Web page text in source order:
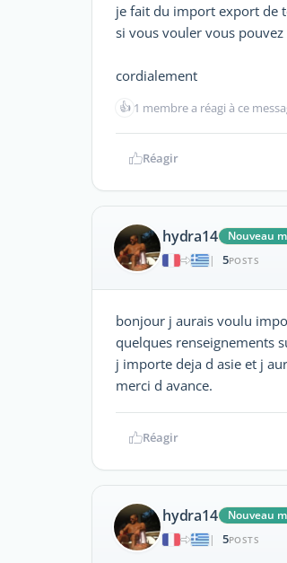
je fait du import export de
si vous vouler vous
cordialement
👍 1 membre a réagi à ce
Réagir
hydra14
Nouveau
|
5POSTS
bonjour j aurais voulu
quelques renseignements
j importe deja d asie et j
merci d avance.
Réagir
hydra14
Nouveau
|
5POSTS